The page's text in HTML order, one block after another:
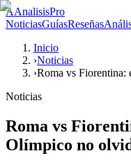
AAnalisisPro
NoticiasGuíasReseñas
Inicio
›Noticias
›Roma vs Fiorentina:
Noticias
Roma vs
Olímpico no